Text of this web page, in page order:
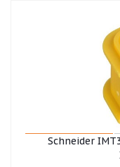
Schneider